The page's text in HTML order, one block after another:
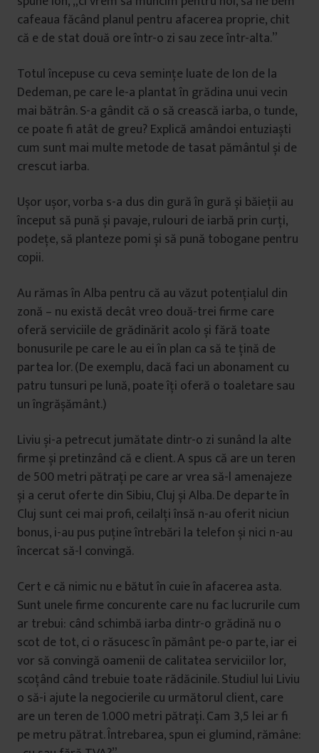
cafeaua făcând planul pentru afacerea proprie, chit
că e de stat două ore într-o zi sau zece într-alta.”
Totul începuse cu ceva semințe luate de Ion de la
Dedeman, pe care le-a plantat în grădina unui vecin
mai bătrân. S-a gândit că o să crească iarba, o tunde,
ce poate fi atât de greu? Explică amândoi entuziaști
cum sunt mai multe metode de tasat pământul și de
crescut iarba.
Ușor ușor, vorba s-a dus din gură în gură și băieții au
început să pună și pavaje, rulouri de iarbă prin curți,
podețe, să planteze pomi și să pună tobogane pentru
copii.
Au rămas în Alba pentru că au văzut potențialul din
zonă – nu există decât vreo două-trei firme care
oferă serviciile de grădinărit acolo și fără toate
bonusurile pe care le au ei în plan ca să te țină de
partea lor. (De exemplu, dacă faci un abonament cu
patru tunsuri pe lună, poate îți oferă o toaletare sau
un îngrășământ.)
Liviu și-a petrecut jumătate dintr-o zi sunând la alte
firme și pretinzând că e client. A spus că are un teren
de 500 metri pătrați pe care ar vrea să-l amenajeze
și a cerut oferte din Sibiu, Cluj și Alba. De departe în
Cluj sunt cei mai profi, ceilalți însă n-au oferit niciun
bonus, i-au pus puține întrebări la telefon și nici n-au
încercat să-l convingă.
Cert e că nimic nu e bătut în cuie în afacerea asta.
Sunt unele firme concurente care nu fac lucrurile cum
ar trebui: când schimbă iarba dintr-o grădină nu o
scot de tot, ci o răsucesc în pământ pe-o parte, iar ei
vor să convingă oamenii de calitatea serviciilor lor,
scoțând când trebuie toate rădăcinile. Studiul lui Liviu
o să-i ajute la negocierile cu următorul client, care
are un teren de 1.000 metri pătrați. Cam 3,5 lei ar fi
pe metru pătrat. Întrebarea, spun ei glumind, rămâne: